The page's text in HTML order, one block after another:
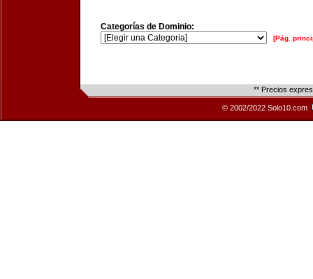
Categorías de Dominio:
[Pág.
** Precios
© 2002/2022 Solo10.com